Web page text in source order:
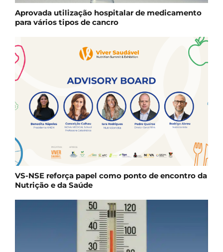
Aprovada utilização hospitalar de medicamento
para vários tipos de cancro
VS-NSE reforça papel como ponto de encontro da
Nutrição e da Saúde